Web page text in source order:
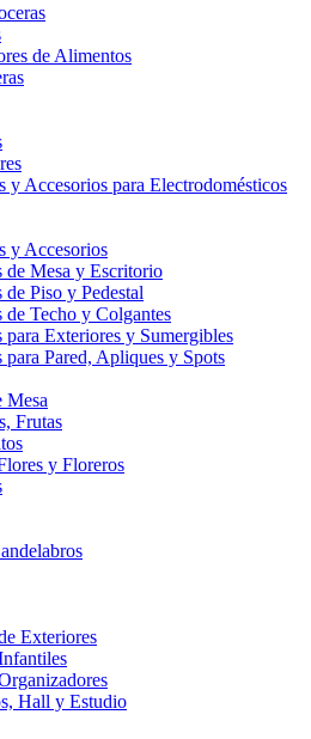
de Alimentos
y Accesorios para Electrodomésticos
y Accesorios
de Mesa y Escritorio
de Piso y Pedestal
de Techo y Colgantes
para Exteriores y Sumergibles
para Pared, Apliques y Spots
Mesa
Frutas
y Floreros
Exteriores
Hall y Estudio